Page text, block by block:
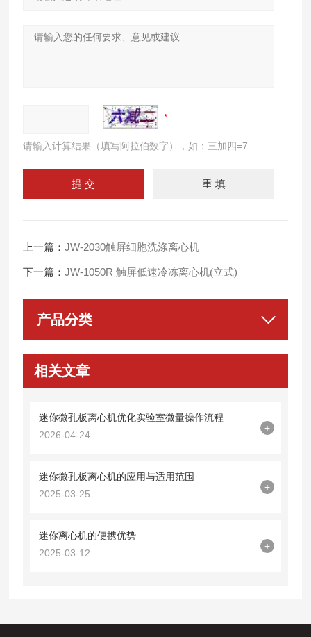
请输入计算结果（填写阿拉伯数字），如：三加四=7
上一篇：JW-2030触屏细胞洗涤离心机
下一篇：JW-1050R 触屏低速冷冻离心机(立式)
产品分类
相关文章
迷你微孔板离心机优化实验室微量操作流程
2026-04-24
+
迷你微孔板离心机的应用与适用范围
2025-03-25
+
迷你离心机的便携优势
2025-03-12
+